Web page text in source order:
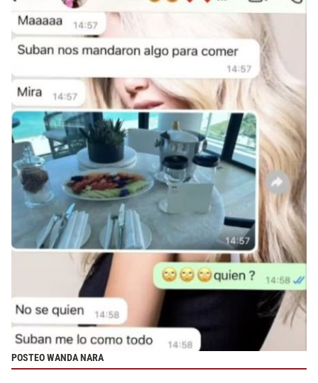
POSTEO WANDA NARA